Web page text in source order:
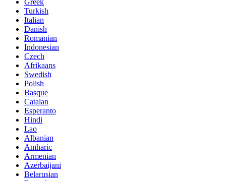
Greek
Turkish
Italian
Danish
Romanian
Indonesian
Czech
Afrikaans
Swedish
Polish
Basque
Catalan
Esperanto
Hindi
Lao
Albanian
Amharic
Armenian
Azerbaijani
Belarusian